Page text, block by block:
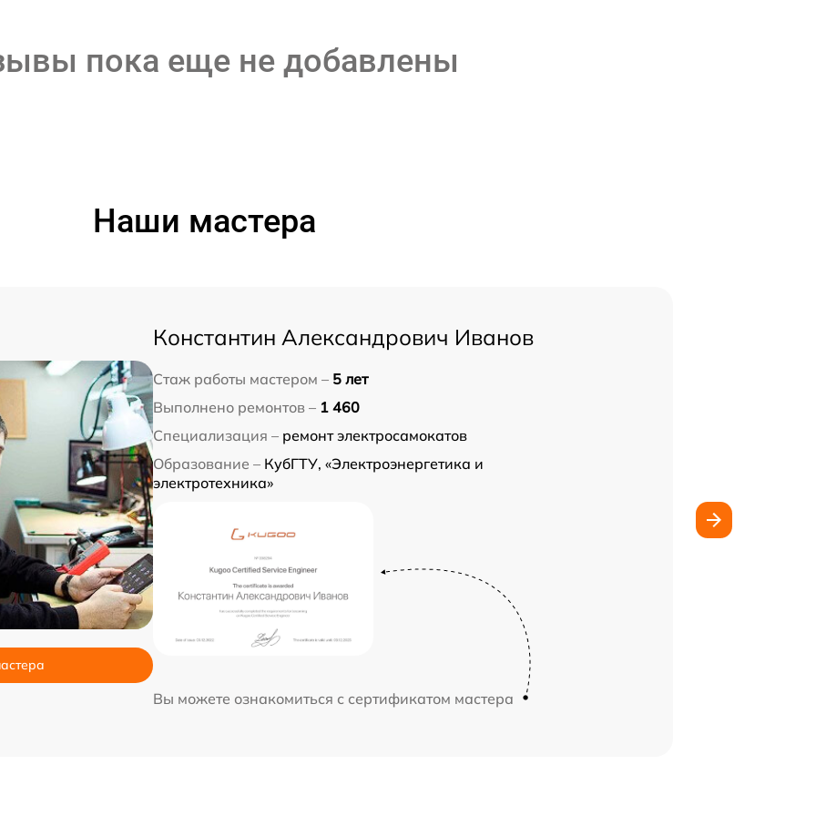
пока еще не добавлены
Наши мастера
Константин Александрович Иванов
Стаж работы мастером – 5 лет
Выполнено ремонтов – 1 460
Специализация – ремонт электросамокатов
Образование – КубГТУ, «Электроэнергетика и
электротехника»
Вы можете ознакомиться с сертификатом мастера